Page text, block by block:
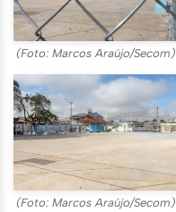
(Foto: Marcos Araújo/Secom)
(Foto: Marcos Araújo/Secom)